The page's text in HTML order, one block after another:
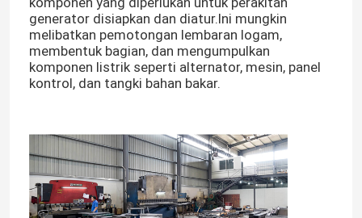
generator disiapkan dan diatur.Ini mungkin
melibatkan pemotongan lembaran logam,
membentuk bagian, dan mengumpulkan
komponen listrik seperti alternator, mesin, panel
kontrol, dan tangki bahan bakar.